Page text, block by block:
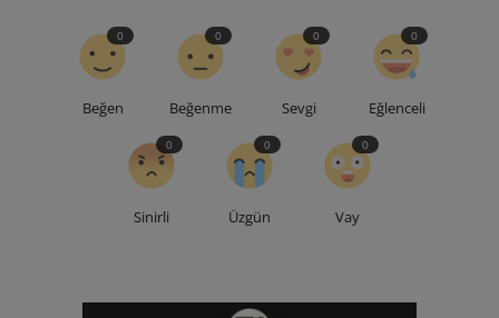
Beğen
0
Beğenme
0
Sevgi
0
Eğlenceli
0
Sinirli
0
Üzgün
0
Vay
0